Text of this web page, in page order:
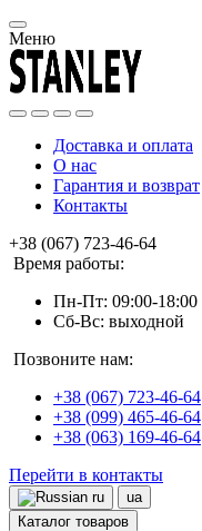
Меню
Доставка и оплата
О нас
Гарантия и возврат
Контакты
+38 (067) 723-46-64
Время работы:
Пн-Пт: 09:00-18:00
Сб-Вс: выходной
Позвоните нам:
+38 (067) 723-46-64
+38 (099) 465-46-64
+38 (063) 169-46-64
Перейти в контакты
ru
ua
Каталог товаров